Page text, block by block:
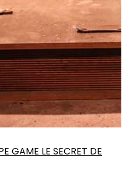
GAME LE SECRET DE